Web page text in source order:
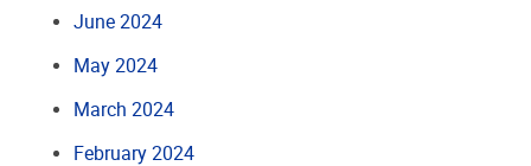
June 2024
May 2024
March 2024
February 2024